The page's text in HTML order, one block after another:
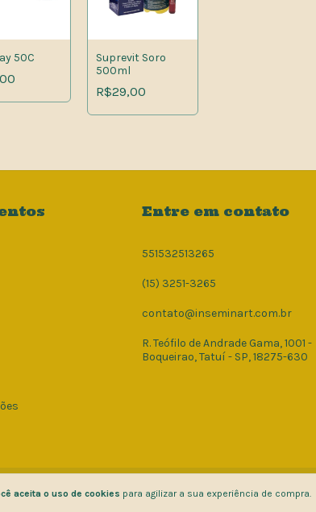
aceita o uso de cookies para agilizar a sua experiência de compra.
50C
Suprevit Soro
500ml
R$29,00
Entre em contato
551532513265
(15) 3251-3265
contato@inseminart.com.br
R. Teófilo de Andrade Gama, 1001 -
Boqueirao, Tatuí - SP, 18275-630